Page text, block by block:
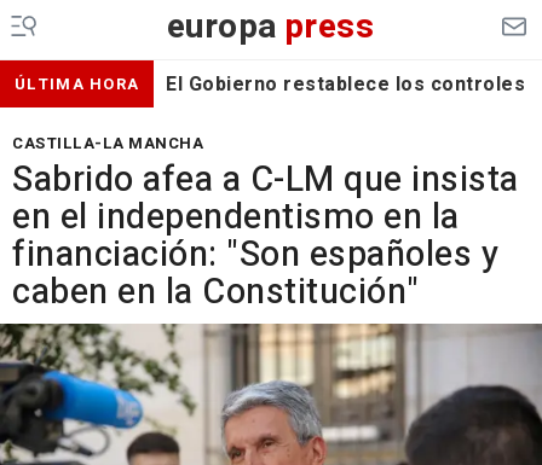
europa press
ÚLTIMA HORA El Gobierno restablece los
CASTILLA-LA MANCHA
Sabrido afea a C-LM que insista
en el independentismo en la
financiación: "Son españoles y
caben en la Constitución"